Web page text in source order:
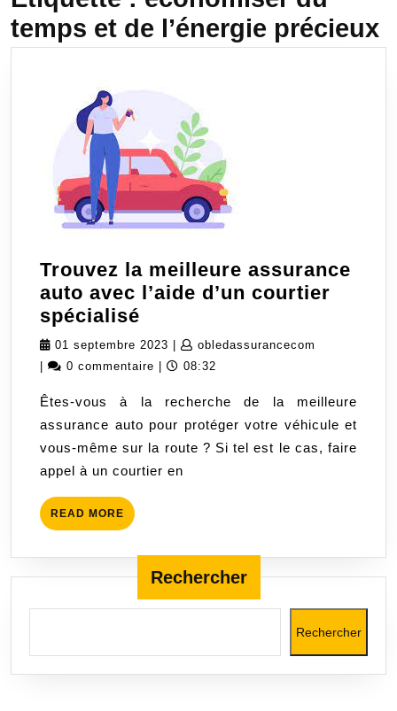
temps et de l’énergie précieux
Trouvez la meilleure assurance
auto avec l’aide d’un courtier
spécialisé
la
meilleure
auto
avec
l’aide
d’un
01 septembre 2023 01
septembre
obledassurancecom
0 commentaire 08:32
Êtes-vous à la recherche de la meilleure
assurance auto pour protéger votre véhicule et
vous-même sur la route ? Si tel est le cas, faire
appel à un courtier en
READ MORE READ
MORE
Rechercher
Rechercher